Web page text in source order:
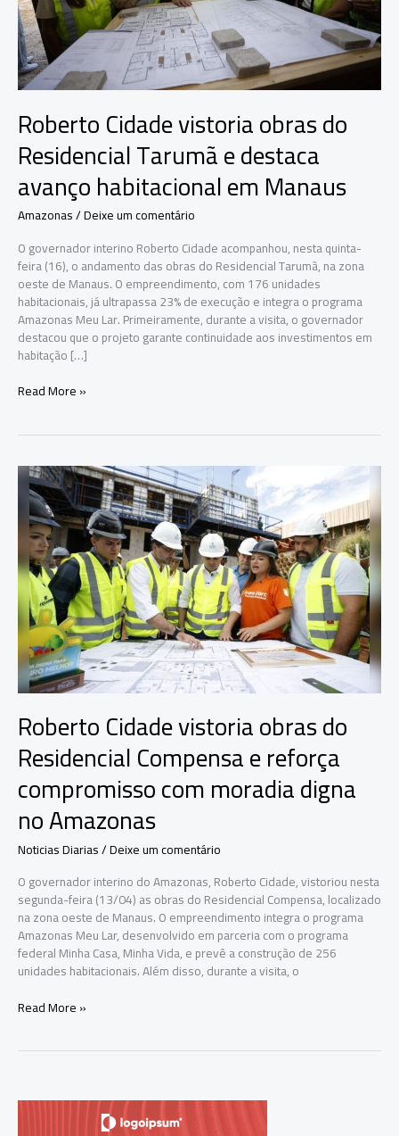
Roberto Cidade vistoria obras do
Residencial Tarumã e destaca
avanço habitacional em Manaus
Amazonas/Deixe um comentário
O governador interino Roberto Cidade acompanhou, nesta quinta-
feira (16), o andamento das obras do Residencial Tarumã, na zona
oeste de Manaus. O empreendimento, com 176 unidades
habitacionais, já ultrapassa 23% de execução e integra o programa
Amazonas Meu Lar. Primeiramente, durante a visita, o governador
destacou que o projeto garante continuidade aos investimentos em
habitação […]
Roberto
do
Residencial
Tarumã
destaca
avanço
habitacional
em
Manaus
Read More »
Roberto Cidade vistoria obras do
Residencial Compensa e reforça
compromisso com moradia digna
no Amazonas
Noticias Diarias/Deixe um comentário
O governador interino do Amazonas, Roberto Cidade, vistoriou nesta
segunda-feira (13/04) as obras do Residencial Compensa, localizado
na zona oeste de Manaus. O empreendimento integra o programa
Amazonas Meu Lar, desenvolvido em parceria com o programa
federal Minha Casa, Minha Vida, e prevê a construção de 256
unidades habitacionais. Além disso, durante a visita, o
Roberto
Residencial
Read More »